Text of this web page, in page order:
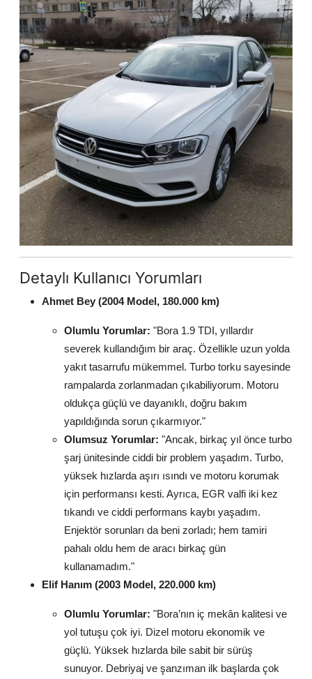
Detaylı Kullanıcı Yorumları
Ahmet Bey (2004 Model, 180.000 km)
Olumlu Yorumlar: "Bora 1.9 TDI, yıllardır
severek kullandığım bir araç. Özellikle uzun yolda
yakıt tasarrufu mükemmel. Turbo torku sayesinde
rampalarda zorlanmadan çıkabiliyorum. Motoru
oldukça güçlü ve dayanıklı, doğru bakım
yapıldığında sorun çıkarmıyor."
Olumsuz Yorumlar: "Ancak, birkaç yıl önce turbo
şarj ünitesinde ciddi bir problem yaşadım. Turbo,
yüksek hızlarda aşırı ısındı ve motoru korumak
için performansı kesti. Ayrıca, EGR valfi iki kez
tıkandı ve ciddi performans kaybı yaşadım.
Enjektör sorunları da beni zorladı; hem tamiri
pahalı oldu hem de aracı birkaç gün
kullanamadım."
Elif Hanım (2003 Model, 220.000 km)
Olumlu Yorumlar: "Bora’nın iç mekân kalitesi ve
yol tutuşu çok iyi. Dizel motoru ekonomik ve
güçlü. Yüksek hızlarda bile sabit bir sürüş
sunuyor. Debriyaj ve şanzıman ilk başlarda çok